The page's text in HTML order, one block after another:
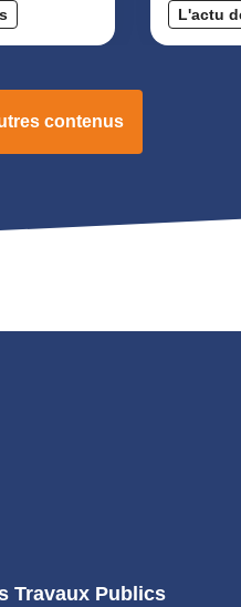
L'actu
contenus
Travaux Publics